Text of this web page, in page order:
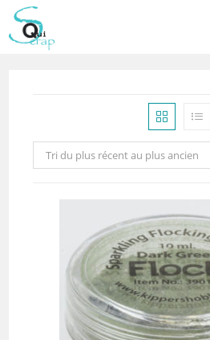
Skip
content
Tri du plus récent au plus ancien